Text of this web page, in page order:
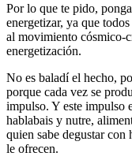
Por lo que te pido,
energetizar, ya que
al movimiento cósmico-
energetización.
No es baladí el hecho,
porque cada vez se
impulso. Y este impulso
hablabais y nutre,
quien sabe degustar con
le ofrecen.